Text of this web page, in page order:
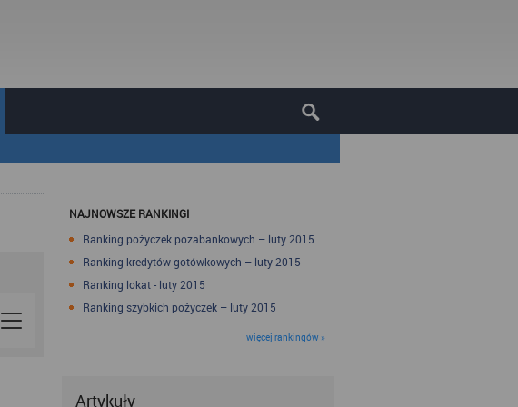
NAJNOWSZE RANKINGI
Ranking pożyczek pozabankowych – luty 2015
Ranking kredytów gotówkowych – luty 2015
Ranking lokat - luty 2015
Ranking szybkich pożyczek – luty 2015
więcej rankingów »
Artykuły